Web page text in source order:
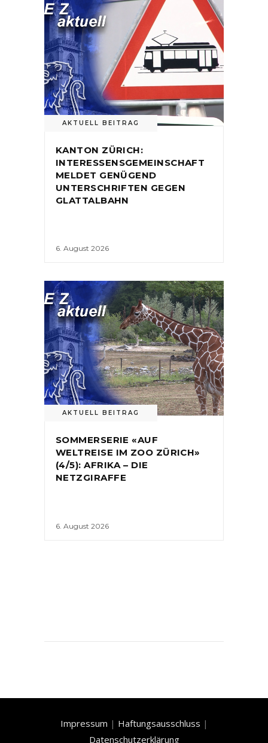
AKTUELL BEITRAG
KANTON ZÜRICH:
INTERESSENSGEMEINSCHAFT
MELDET GENÜGEND
UNTERSCHRIFTEN GEGEN
GLATTALBAHN
6. August 2026
AKTUELL BEITRAG
SOMMERSERIE «AUF
WELTREISE IM ZOO ZÜRICH»
(4/5): AFRIKA – DIE
NETZGIRAFFE
6. August 2026
Impressum | Haftungsausschluss |
Datenschutzerklärung